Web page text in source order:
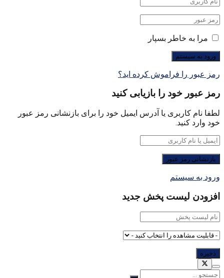
مرا به خاطر بسپار
رمز عبور را فراموش کرده اید؟
رمز عبور خود را بازیابی کنید
لطفا نام کاربری یا آدرس ایمیل خود را برای بازنشانی رمز عبور
خود وارد کنید.
ورود به سیستم
افزودن لیست پخش جدید